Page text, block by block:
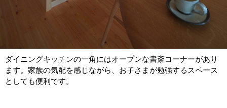
ダイニングキッチンの一角にはオープンな書斎コーナーがあり
ます。家族の気配を感じながら、お子さまが勉強するスペース
としても便利です。